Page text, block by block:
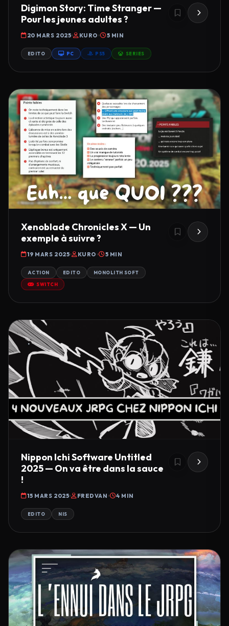
Digimon Story: Time Stranger —
Pour les jeunes adultes ?
20 MARS 2025 KURO 5 MIN
EDITO PC PS5 SERIES
Xenoblade Chronicles X — Un
exemple à suivre ?
19 MARS 2025 KURO 5 MIN
ACTION EDITO MONOLITH SOFT
SWITCH
Nippon Ichi Software Untitled
2025 — On va être dans la sauce
!
15 MARS 2025 FREDVAN 4 MIN
EDITO NIS